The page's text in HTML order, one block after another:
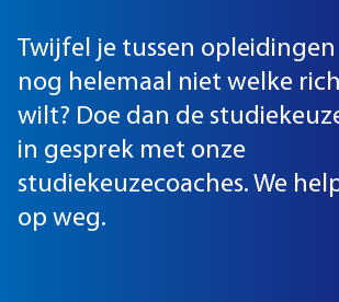
Twijfel je tussen
nog helemaal niet welke
wilt? Doe dan de
in gesprek met onze
studiekeuzecoaches. We
op weg.